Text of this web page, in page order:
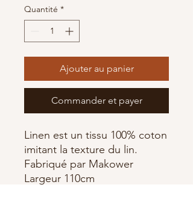
pour
10
Centimètres
Quantité *
Ajouter au panier
Commander et payer
Linen est un tissu 100% coton
imitant la texture du lin.
Fabriqué par Makower
Largeur 110cm